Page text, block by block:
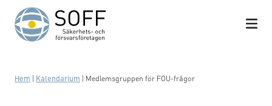
Hoppa till innehåll
Hem Kalendarium Medlemsgruppen för FOU-frågor